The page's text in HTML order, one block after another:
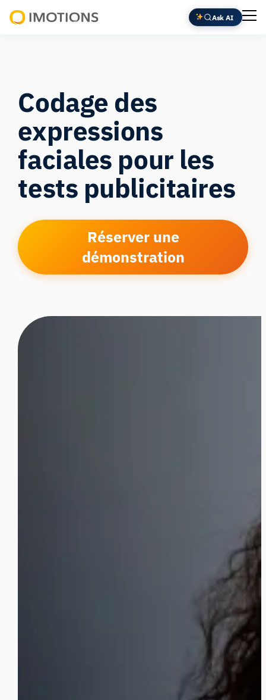
Ask AI
Codage des
expressions
faciales pour les
tests publicitaires
Réserver une
démonstration